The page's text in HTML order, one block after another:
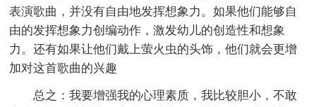
表演歌曲，并没有自由地发挥想象力。如果他们能够自
由的发挥想象力创编动作，激发幼儿的创造性和想象
力。还有如果让他们戴上萤火虫的头饰，他们就会更增
加对这首歌曲的兴趣
总之：我要增强我的心理素质，我比较胆小，不敢